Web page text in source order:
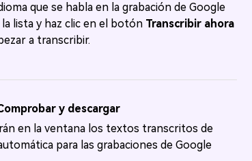
que se habla en la grabación de Google
lista y haz clic en el botón Transcribir ahora
a transcribir.
y descargar
en la ventana los textos transcritos de
para las grabaciones de Google